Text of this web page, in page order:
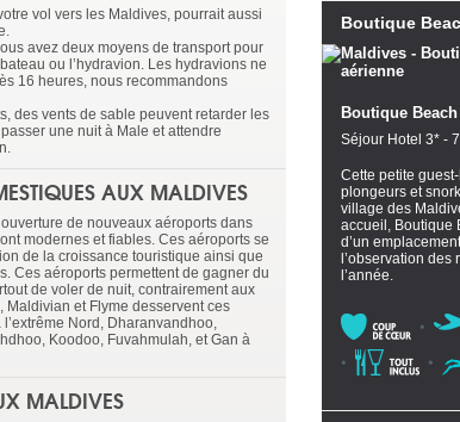
vol vers les Maldives, pourrait aussi
avez deux moyens de transport pour
ou l’hydravion. Les hydravions ne
16 heures, nous recommandons
des vents de sable peuvent retarder les
une nuit à Male et attendre
AUX MALDIVES
de nouveaux aéroports dans
modernes et fiables. Ces aéroports se
de la croissance touristique ainsi que
Ces aéroports permettent de gagner du
de voler de nuit, contrairement aux
Maldivian et Flyme desservent ces
Nord, Dharanvandhoo,
Koodoo, Fuvahmulah, et Gan à
MALDIVES
Boutique
Boutique
Séjour Hotel 3* -
Cette petite
plongeurs et
village des
accueil, Boutique
d’un
l’observation
l’année.